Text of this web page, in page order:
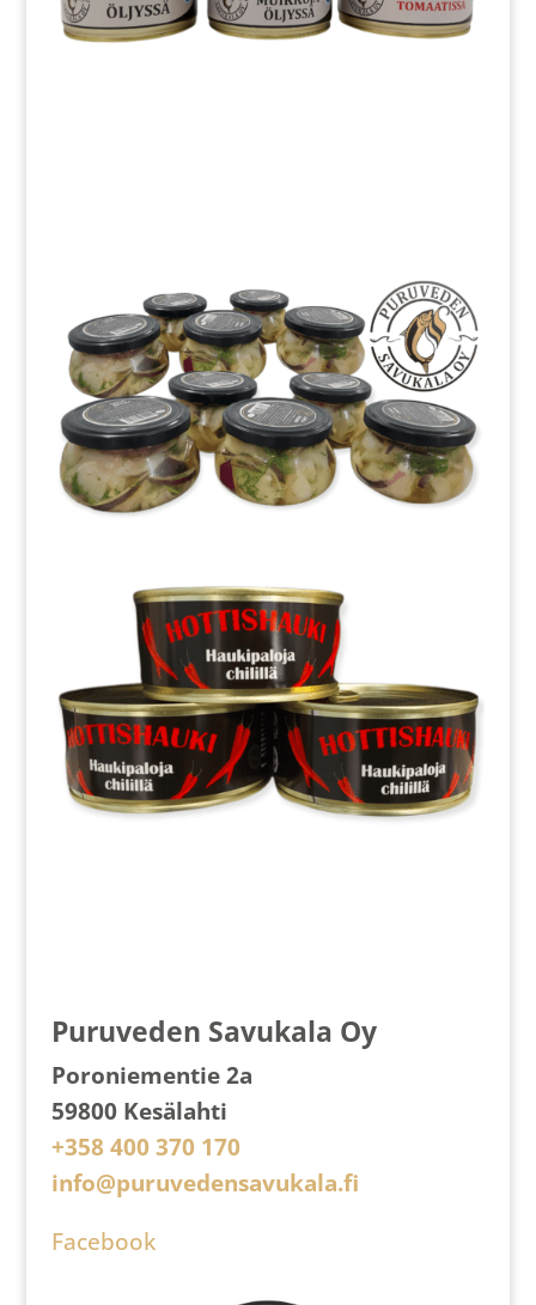
Puruveden Savukala Oy
Poroniementie 2a
59800 Kesälahti
+358 400 370 170
info@puruvedensavukala.fi
Facebook